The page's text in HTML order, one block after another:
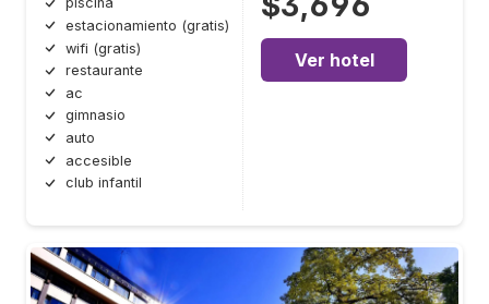
estacionamiento (gratis)
wifi (gratis)
restaurante
ac
gimnasio
auto
accesible
club infantil
Ver hotel